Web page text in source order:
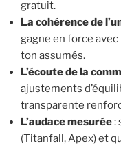
gratuit.
La cohérence de
gagne en force
ton assumés.
L’écoute de la
ajustements
transparente
L’audace mesurée:
(Titanfall, Apex) et